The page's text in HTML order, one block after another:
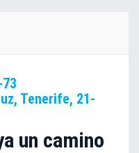
Tenerife, 21-
un camino